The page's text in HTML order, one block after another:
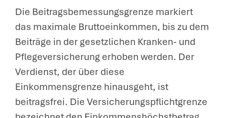
Die Beitragsbemessungsgrenze markiert
das maximale Bruttoeinkommen, bis zu dem
Beiträge in der gesetzlichen Kranken- und
Pflegeversicherung erhoben werden. Der
Verdienst, der über diese
Einkommensgrenze hinausgeht, ist
beitragsfrei. Die Versicherungspflichtgrenze